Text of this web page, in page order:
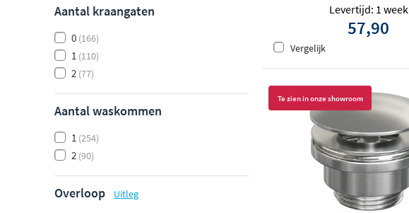
Aantal kraangaten
0 (166)
1 (110)
2 (77)
Aantal waskommen
1 (254)
2 (90)
Overloop Uitleg
Levertijd: 1 week
57,90
Vergelijk
Te zien in onze showroom